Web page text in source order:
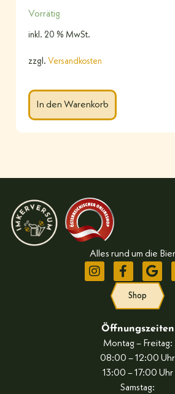
Vorrätig
inkl. 20 % MwSt.
zzgl. Versandkosten
In den Warenkorb
Alles rund um die
Shop
Öffnungszeiten
Montag – Freitag:
08:00 – 12:00 Uhr
13:00 – 17:00 Uhr
Samstag: